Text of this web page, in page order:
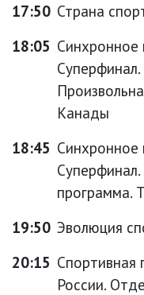
17:50 Страна
18:05 Синхронное
Канады
18:45 Синхронное
программа.
19:50 Эволюция
20:15 Спортивная
России.